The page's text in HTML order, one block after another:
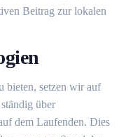
Beitrag zur lokalen
bieten, setzen wir auf
über
dem Laufenden. Dies